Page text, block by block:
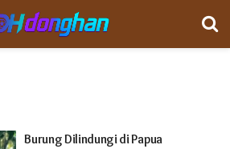
Burung Dilindungi di Papua